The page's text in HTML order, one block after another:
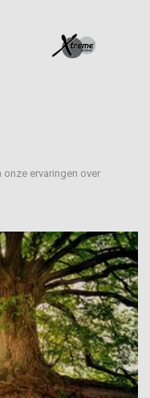
ervaringen over